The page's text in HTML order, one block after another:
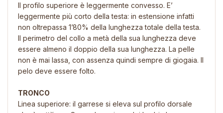
Il profilo superiore è leggermente convesso. E’
leggermente più corto della testa: in estensione infatti
non oltrepassa 1’80% della lunghezza totale della testa.
Il perimetro del collo a metà della sua lunghezza deve
essere almeno il doppio della sua lunghezza. La pelle
non è mai lassa, con assenza quindi sempre di giogaia. Il
pelo deve essere folto.
TRONCO
Linea superiore: il garrese si eleva sul profilo dorsale